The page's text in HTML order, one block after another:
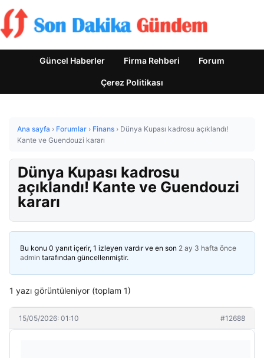
Güncel Haberler Firma Rehberi Forum
Çerez Politikası
Ana sayfa › Forumlar › Finans › Dünya Kupası kadrosu açıklandı!
Kante ve Guendouzi kararı
Dünya Kupası kadrosu
açıklandı! Kante ve Guendouzi
kararı
Bu konu 0 yanıt içerir, 1 izleyen vardır ve en son 2 ay 3 hafta önce
admin tarafından güncellenmiştir.
1 yazı görüntüleniyor (toplam 1)
15/05/2026: 01:10 #12688